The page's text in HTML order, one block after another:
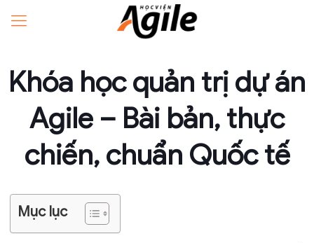
Khóa học quản trị dự án
Agile – Bài bản, thực
chiến, chuẩn Quốc tế
Mục lục